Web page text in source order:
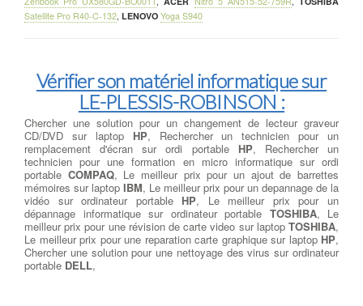
Satellite Pro R40-C-132, LENOVO Yoga S940
Vérifier son matériel informatique sur
LE-PLESSIS-ROBINSON :
Chercher une solution pour un changement de lecteur graveur
CD/DVD sur laptop HP, Rechercher un technicien pour un
remplacement d'écran sur ordi portable HP, Rechercher un
technicien pour une formation en micro informatique sur ordi
portable COMPAQ, Le meilleur prix pour un ajout de barrettes
mémoires sur laptop IBM, Le meilleur prix pour un depannage de la
vidéo sur ordinateur portable HP, Le meilleur prix pour un
dépannage informatique sur ordinateur portable TOSHIBA, Le
meilleur prix pour une révision de carte video sur laptop TOSHIBA,
Le meilleur prix pour une reparation carte graphique sur laptop HP,
Chercher une solution pour une nettoyage des virus sur ordinateur
portable DELL,